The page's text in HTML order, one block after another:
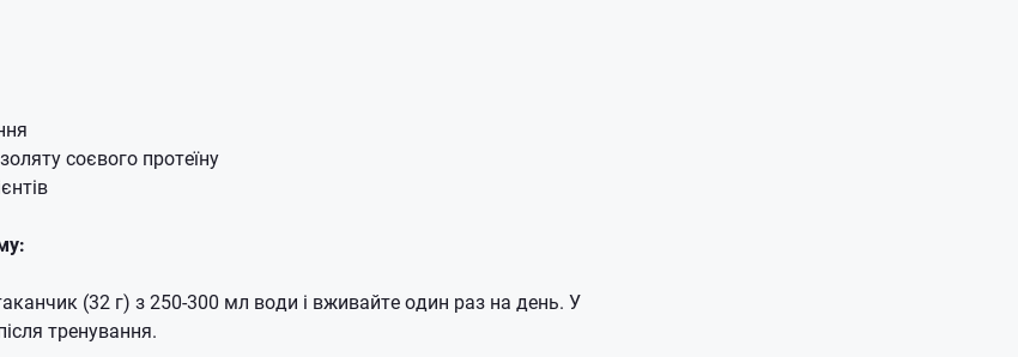
соєвого протеїну
(32 г) з 250-300 мл води і вживайте один раз на день. У
тренування.